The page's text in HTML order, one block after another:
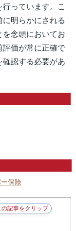
っています。こ
明らかにされる
を念頭においてお
評価が常に正確で
確認する必要があ
保険